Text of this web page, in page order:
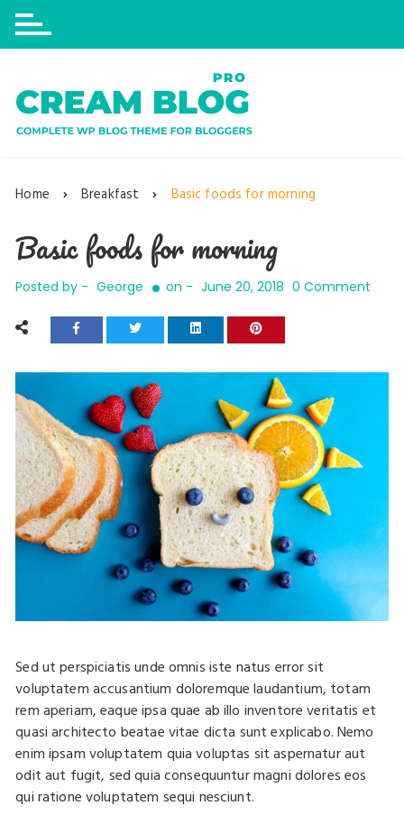
Skip
content
Home Breakfast Basic foods for morning
Basic foods for morning
Posted by - George on - June 20, 2018 0 Comment
Sed ut perspiciatis unde omnis iste natus error sit
voluptatem accusantium doloremque laudantium, totam
rem aperiam, eaque ipsa quae ab illo inventore veritatis et
quasi architecto beatae vitae dicta sunt explicabo. Nemo
enim ipsam voluptatem quia voluptas sit aspernatur aut
odit aut fugit, sed quia consequuntur magni dolores eos
qui ratione voluptatem sequi nesciunt.